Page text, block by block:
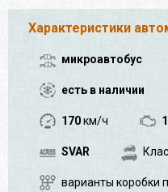
Характеристики
микроавтобус
есть в наличии
170км/ч
SVAR
варианты коробки